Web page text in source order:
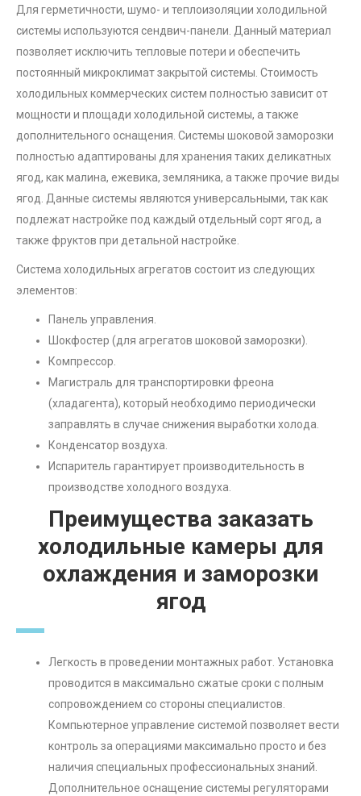
Для герметичности, шумо- и теплоизоляции холодильной
системы используются сендвич-панели. Данный материал
позволяет исключить тепловые потери и обеспечить
постоянный микроклимат закрытой системы. Стоимость
холодильных коммерческих систем полностью зависит от
мощности и площади холодильной системы, а также
дополнительного оснащения. Системы шоковой заморозки
полностью адаптированы для хранения таких деликатных
ягод, как малина, ежевика, земляника, а также прочие виды
ягод. Данные системы являются универсальными, так как
подлежат настройке под каждый отдельный сорт ягод, а
также фруктов при детальной настройке.
Система холодильных агрегатов состоит из следующих
элементов:
Панель управления.
Шокфостер (для агрегатов шоковой заморозки).
Компрессор.
Магистраль для транспортировки фреона
(хладагента), который необходимо периодически
заправлять в случае снижения выработки холода.
Конденсатор воздуха.
Испаритель гарантирует производительность в
производстве холодного воздуха.
Преимущества заказать
холодильные камеры для
охлаждения и заморозки
ягод
Легкость в проведении монтажных работ. Установка
проводится в максимально сжатые сроки с полным
сопровождением со стороны специалистов.
Компьютерное управление системой позволяет вести
контроль за операциями максимально просто и без
наличия специальных профессиональных знаний.
Дополнительное оснащение системы регуляторами